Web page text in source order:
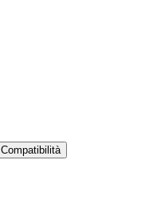
Compatibilità